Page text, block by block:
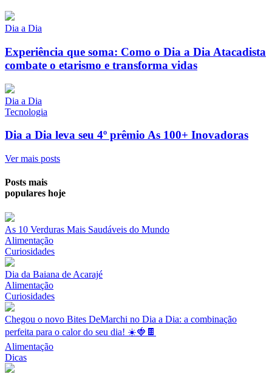
Dia a Dia
Experiência que soma: Como o Dia a Dia Atacadista
combate o etarismo e transforma vidas
Dia a Dia
Tecnologia
Dia a Dia leva seu 4º prêmio As 100+ Inovadoras
Ver mais posts
Posts mais
populares hoje
As 10 Verduras Mais Saudáveis do Mundo
Alimentação
Curiosidades
Dia da Baiana de Acarajé
Alimentação
Curiosidades
Chegou o novo Bites DeMarchi no Dia a Dia: a combinação
perfeita para o calor do seu dia! ☀️🍓🍫
Alimentação
Dicas